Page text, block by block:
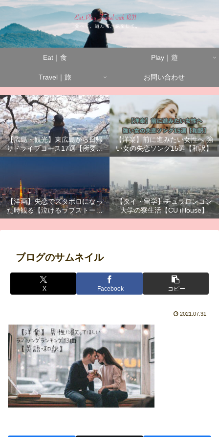
Eat｜食 Play｜遊
Travel｜旅 お問い合わせ
【広島・観光】東広島から日帰
りドライブコース17選【所要時
間別】
【洋楽】前に進みたい女性へ 強
い女の失恋ソング15選【和訳】
【洋画】失恋でズタボロになっ
た時観る【泣けるラブストーリ
ーまとめ】
【タイ・留学】チュラロンコン
大学の寮生活【CU iHouse】
ブログのサムネイル
X Facebook コピー
2021.07.31